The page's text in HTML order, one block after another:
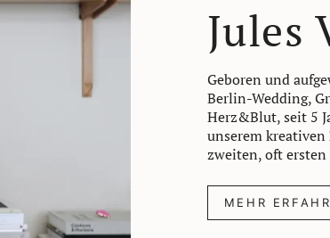
Jules
Geboren und
Berlin-Wedding,
Herz&Blut, seit 5
unserem
zweiten, oft ersten
MEHR